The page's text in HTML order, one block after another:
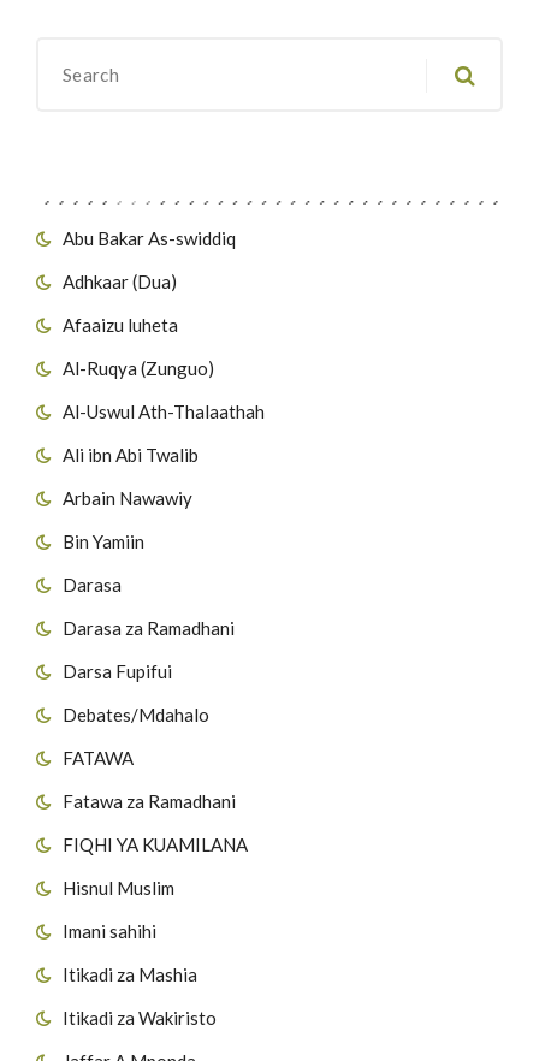
Abu Bakar As-swiddiq
Adhkaar (Dua)
Afaaizu luheta
Al-Ruqya (Zunguo)
Al-Uswul Ath-Thalaathah
Ali ibn Abi Twalib
Arbain Nawawiy
Bin Yamiin
Darasa
Darasa za Ramadhani
Darsa Fupifui
Debates/Mdahalo
FATAWA
Fatawa za Ramadhani
FIQHI YA KUAMILANA
Hisnul Muslim
Imani sahihi
Itikadi za Mashia
Itikadi za Wakiristo